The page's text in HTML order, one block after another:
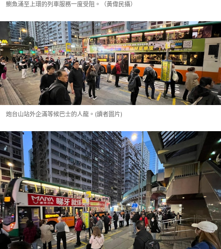
鰂魚涌至上環的列車服務一度受阻。（黃偉民攝）
炮台山站外企滿等候巴士的人龍。(讀者圖片)